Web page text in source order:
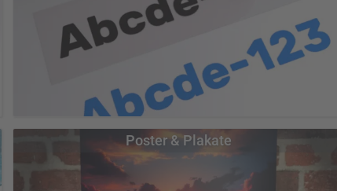
& Sticker
Metall-Effekt-Aufkleber
PVC-freie Aufkleber
Klebebuchstaben zu einem fairen Preis in einer exzellenten Qualität
Poster & Plakate